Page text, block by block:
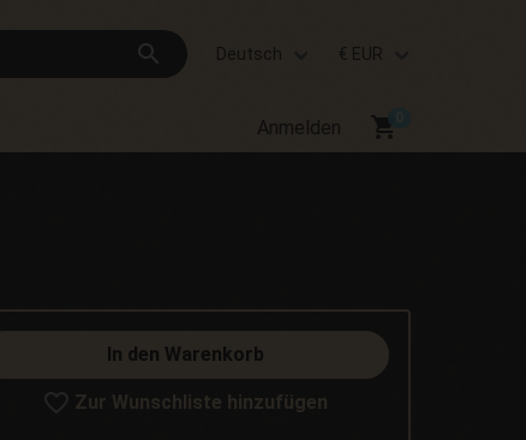
search Deutsch € EUR
Anmelden shopping_cart
In den Warenkorb
Zur Wunschliste hinzufügen